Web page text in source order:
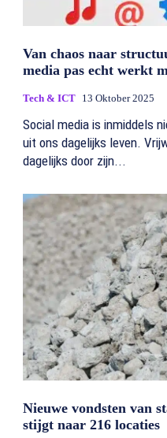
Van chaos naar
media pas echt werkt
Tech & ICT 13 Oktober 2025
Social media is inmiddels
uit ons dagelijks leven.
dagelijks door zijn...
Nieuwe vondsten van
stijgt naar 216 locaties